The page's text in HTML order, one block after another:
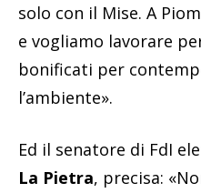
solo con il Mise. A
e vogliamo lavorare
bonificati per
l’ambiente».
Ed il senatore di FdI
La Pietra, precisa: